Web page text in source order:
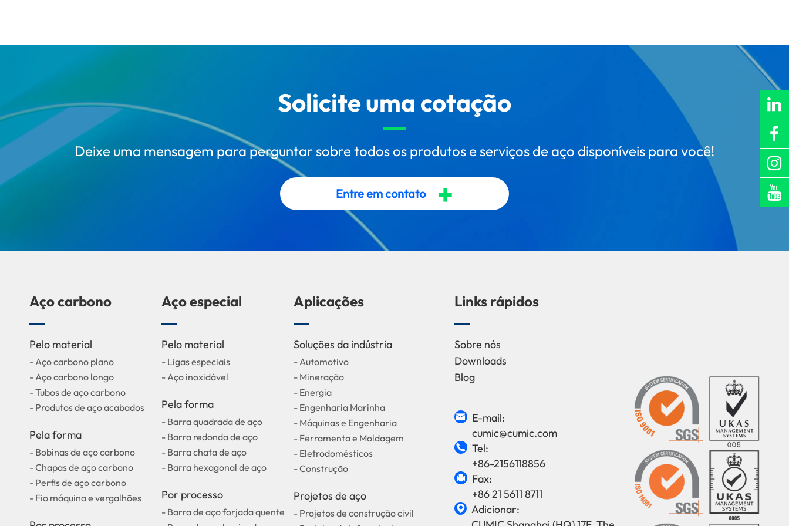
Solicite uma cotação
Deixe uma mensagem para perguntar sobre todos os produtos e serviços de aço disponíveis para você!
Entre em contato +
Aço carbono
Pelo material
- Aço carbono plano
- Aço carbono longo
- Tubos de aço carbono
- Produtos de aço acabados
Pela forma
- Bobinas de aço carbono
- Chapas de aço carbono
- Perfis de aço carbono
- Fio máquina e vergalhões
Aço especial
Pelo material
- Ligas especiais
- Aço inoxidável
Pela forma
- Barra quadrada de aço
- Barra redonda de aço
- Barra chata de aço
- Barra hexagonal de aço
Por processo
- Barra de aço forjada quente
Aplicações
Soluções da indústria
- Automotivo
- Mineração
- Energia
- Engenharia Marinha
- Máquinas e Engenharia
- Ferramenta e Moldagem
- Eletrodomésticos
- Construção
Projetos de aço
- Projetos de construção civil
Links rápidos
Sobre nós
Downloads
Blog

E-mail:
cumic@cumic.com

Tel:
+86-2156118856

Fax:
+86 21 5611 8711

Adicionar: